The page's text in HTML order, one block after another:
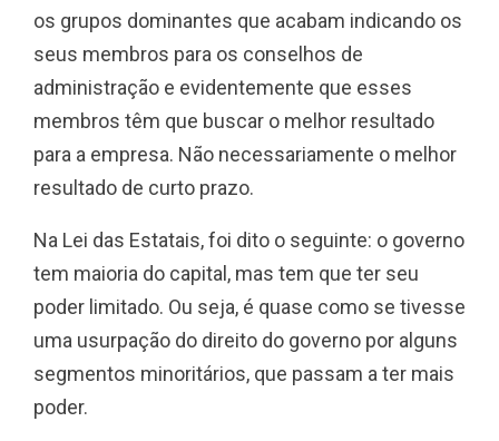
os grupos dominantes que acabam indicando os
seus membros para os conselhos de
administração e evidentemente que esses
membros têm que buscar o melhor resultado
para a empresa. Não necessariamente o melhor
resultado de curto prazo.
Na Lei das Estatais, foi dito o seguinte: o governo
tem maioria do capital, mas tem que ter seu
poder limitado. Ou seja, é quase como se tivesse
uma usurpação do direito do governo por alguns
segmentos minoritários, que passam a ter mais
poder.